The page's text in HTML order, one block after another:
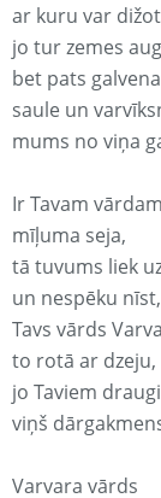
ar kuru var
jo tur zemes
bet pats
saule un
mums no viņa
Ir Tavam vārdam
mīļuma seja,
tā tuvums liek
un nespēku nīst,
Tavs vārds
to rotā ar dzeju,
jo Taviem
viņš
Varvara vārds